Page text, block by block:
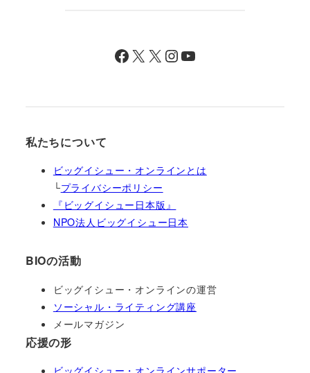
Facebook X X InstagramYouTube
私たちについて
ビッグイシュー・オンラインとは
└プライバシーポリシー
『ビッグイシュー日本版』
NPO法人ビッグイシュー日本
BIOの活動
ビッグイシュー・オンラインの運営
ソーシャル・ライティング講座
メールマガジン
応援の形
ビッグイシュー・オンラインサポーター